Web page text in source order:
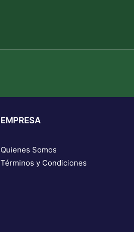
EMPRESA
Quienes Somos
Términos y Condiciones